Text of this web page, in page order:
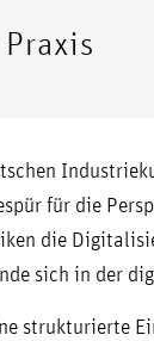
für die
die
sich in der
strukturierte